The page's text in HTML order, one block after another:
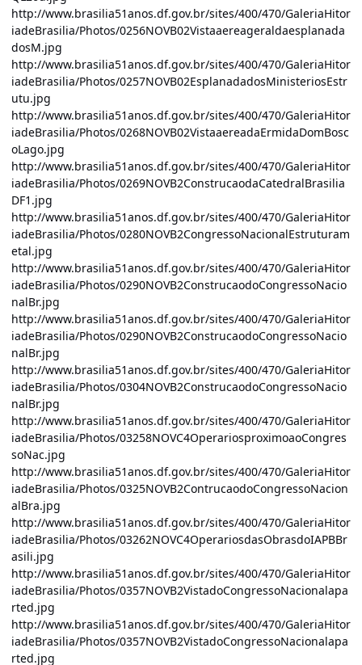
http://www.brasilia51anos.df.gov.br/sites/400/470/GaleriaHitor
iadeBrasilia/Photos/0256NOVB02Vistaaereageraldaesplanada
dosM.jpg
http://www.brasilia51anos.df.gov.br/sites/400/470/GaleriaHitor
iadeBrasilia/Photos/0257NOVB02EsplanadadosMinisteriosEstr
utu.jpg
http://www.brasilia51anos.df.gov.br/sites/400/470/GaleriaHitor
iadeBrasilia/Photos/0268NOVB02VistaaereadaErmidaDomBosc
oLago.jpg
http://www.brasilia51anos.df.gov.br/sites/400/470/GaleriaHitor
iadeBrasilia/Photos/0269NOVB2ConstrucaodaCatedralBrasilia
DF1.jpg
http://www.brasilia51anos.df.gov.br/sites/400/470/GaleriaHitor
iadeBrasilia/Photos/0280NOVB2CongressoNacionalEstruturam
etal.jpg
http://www.brasilia51anos.df.gov.br/sites/400/470/GaleriaHitor
iadeBrasilia/Photos/0290NOVB2ConstrucaodoCongressoNacio
nalBr.jpg
http://www.brasilia51anos.df.gov.br/sites/400/470/GaleriaHitor
iadeBrasilia/Photos/0290NOVB2ConstrucaodoCongressoNacio
nalBr.jpg
http://www.brasilia51anos.df.gov.br/sites/400/470/GaleriaHitor
iadeBrasilia/Photos/0304NOVB2ConstrucaodoCongressoNacio
nalBr.jpg
http://www.brasilia51anos.df.gov.br/sites/400/470/GaleriaHitor
iadeBrasilia/Photos/03258NOVC4OperariosproximoaoCongres
soNac.jpg
http://www.brasilia51anos.df.gov.br/sites/400/470/GaleriaHitor
iadeBrasilia/Photos/0325NOVB2ContrucaodoCongressoNacion
alBra.jpg
http://www.brasilia51anos.df.gov.br/sites/400/470/GaleriaHitor
iadeBrasilia/Photos/03262NOVC4OperariosdasObrasdoIAPBBr
asili.jpg
http://www.brasilia51anos.df.gov.br/sites/400/470/GaleriaHitor
iadeBrasilia/Photos/0357NOVB2VistadoCongressoNacionalapa
rted.jpg
http://www.brasilia51anos.df.gov.br/sites/400/470/GaleriaHitor
iadeBrasilia/Photos/0357NOVB2VistadoCongressoNacionalapa
rted.jpg